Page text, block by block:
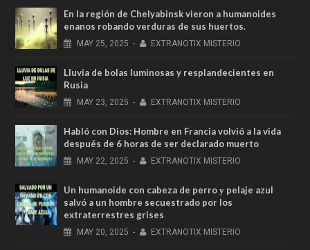
En la región de Chelyabinsk vieron a humanoides
enanos robando verduras de sus huertos.
MAY 25, 2025 - EXTRANOTIX MISTERIO
Lluvia de bolas luminosas y resplandecientes en
Rusia
MAY 23, 2025 - EXTRANOTIX MISTERIO
Habló con Dios: Hombre en Francia volvió a la vida
después de 6 horas de ser declarado muerto
MAY 22, 2025 - EXTRANOTIX MISTERIO
Un humanoide con cabeza de perro у pelaje azul
salvó a un hombre secuestrado por los
extraterrestres grises
MAY 20, 2025 - EXTRANOTIX MISTERIO